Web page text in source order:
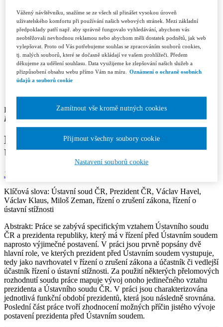
Přílohy a informace
Publikační kritéria
Rubriky
Vzory citací
Recenzní řízení
Etický kodex
Licenční a honorářové podmínky
Redakce
Kontakty
Františka Magdalena Drozdeková
Pracoviště autora: Právnická fakulta Univerzity Karlovy v Praze
Role českých prezidentů v řízení před
Ústavním soudem
Jurisprudence 3/2024
Klíčová slova: Ústavní soud ČR, Prezident ČR, Václav Havel,
Václav Klaus, Miloš Zeman, řízení o zrušení zákona, řízení o
ústavní stížnosti
Abstrakt: Práce se zabývá specifickým vztahem Ústavního soudu
ČR a prezidenta republiky, který má v řízení před Ústavním soudem
naprosto výjimečné postavení. V práci jsou prvně popsány dvě
hlavní role, ve kterých prezident před Ústavním soudem vystupuje,
tedy jako navrhovatel v řízení o zrušení zákona a účastník či vedlejší
účastník řízení o ústavní stížnosti. Za použití některých přelomových
rozhodnutí soudu práce mapuje vývoj onoho jedinečného vztahu
prezidenta a Ústavního soudu ČR. V práci jsou charakterizována
jednotlivá funkční období prezidentů, která jsou následně srovnána.
Poslední část práce tvoří zhodnocení možných příčin jistého vývoje
postavení prezidenta před Ústavním soudem.
Vážený návštěvníku, snažíme se ze všech sil přinášet vysokou úroveň
uživatelského komfortu při používání našich webových stránek. Mezi základní
předpoklady patří např. aby správně fungovalo vyhledávání, abychom vás
neobtěžovali nevhodnou reklamou nebo abychom měli dostatek podnětů, jak web
vylepšovat. Proto od Vás potřebujeme souhlas se zpracováním souborů cookies,
tj. malých souborů, které se dočasně ukládají ve vašem prohlížeči. Předem
děkujeme za udělení souhlasu. Data využijeme ke zlepšování našich služeb a
přizpůsobení obsahu webu přímo Vám na míru.
Oznámení o ochraně osobních
údajů a souborů cookie
Nastavení souborů cookie
Zamítnout vše kromě nutných cookies
Přijmout všechny soubory cookie